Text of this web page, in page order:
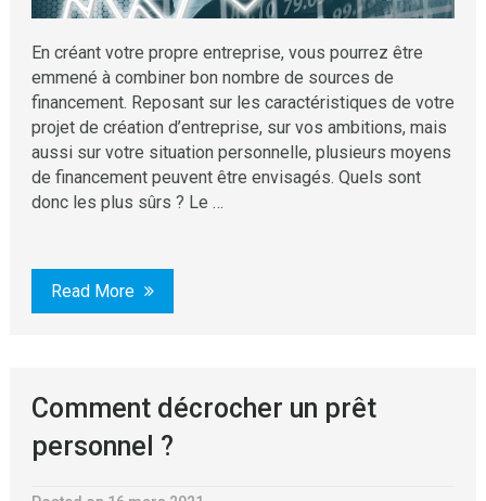
En créant votre propre entreprise, vous pourrez être
emmené à combiner bon nombre de sources de
financement. Reposant sur les caractéristiques de votre
projet de création d’entreprise, sur vos ambitions, mais
aussi sur votre situation personnelle, plusieurs moyens
de financement peuvent être envisagés. Quels sont
donc les plus sûrs ? Le …
Read More
Comment décrocher un prêt
personnel ?